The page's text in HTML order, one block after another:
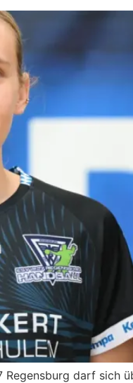
Regensburg darf